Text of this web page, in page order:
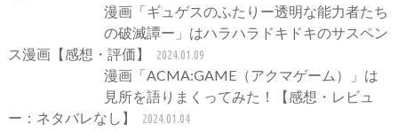
漫画「ギュゲスのふたりー透明な能力者たち
の破滅譚ー」はハラハラドキドキのサスペン
ス漫画【感想・評価】
2024.01.09
漫画「ACMA:GAME（アクマゲーム）」は
見所を語りまくってみた！【感想・レビュ
ー：ネタバレなし】
2024.01.04